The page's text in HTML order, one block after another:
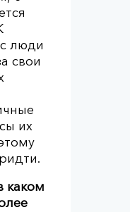
люди
свои
их
каком